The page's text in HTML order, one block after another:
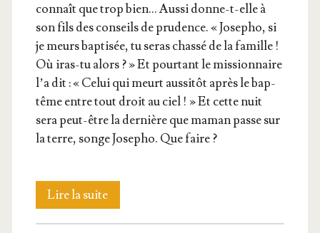
connaît que trop bien… Aus­si donne-t-elle à
son fils des conseils de pru­dence. « Jose­pho, si
je meurs bap­ti­sée, tu seras chas­sé de la famille !
Où iras-tu alors ? » Et pour­tant le mis­sion­naire
l’a dit : « Celui qui meurt aus­si­tôt après le bap­
tême entre tout droit au ciel ! » Et cette nuit
sera peut-être la der­nière que maman passe sur
la terre, songe Jose­pho. Que faire ?
Lire la suiteSa
maman